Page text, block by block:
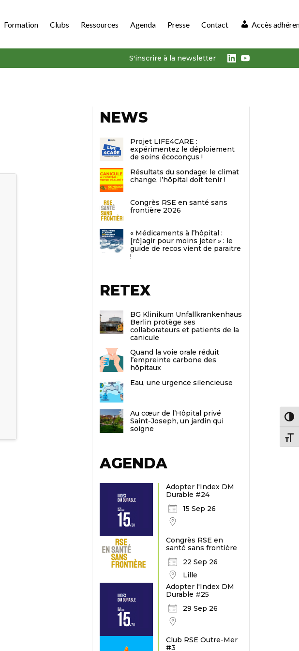
Formation Clubs Ressources Agenda Presse Contact Accès
S'inscrire à la newsletter LinkedIn
Youtube
NEWS
Projet LIFE4CARE :
expérimentez le déploiement
de soins écoconçus !
Résultats du sondage: le climat
change, l’hôpital doit tenir !
Congrès RSE en santé sans
frontière 2026
« Médicaments à l’hôpital :
[ré]agir pour moins jeter » : le
guide de recos vient de paraitre
!
RETEX
BG Klinikum Unfallkrankenhaus
Berlin protège ses
collaborateurs et patients de la
canicule
Quand la voie orale réduit
l’empreinte carbone des
hôpitaux
Eau, une urgence silencieuse
Au cœur de l’Hôpital privé
Saint-Joseph, un jardin qui
soigne
AGENDA
Adopter l'Index DM
Durable #24
15 Sep 26
Congrès RSE en
santé sans frontière
22 Sep 26
Lille
Adopter l'Index DM
Durable #25
29 Sep 26
Club RSE Outre-Mer
#3